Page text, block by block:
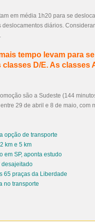
em média 1h20 para se
diários.
tempo levam para
D/E. As classes
são a Sudeste (144
29 de abril e 8 de maio, com
opção de transporte
km e 5 km
em SP, aponta estudo
desajeitado
65 praças da Liberdade
no transporte